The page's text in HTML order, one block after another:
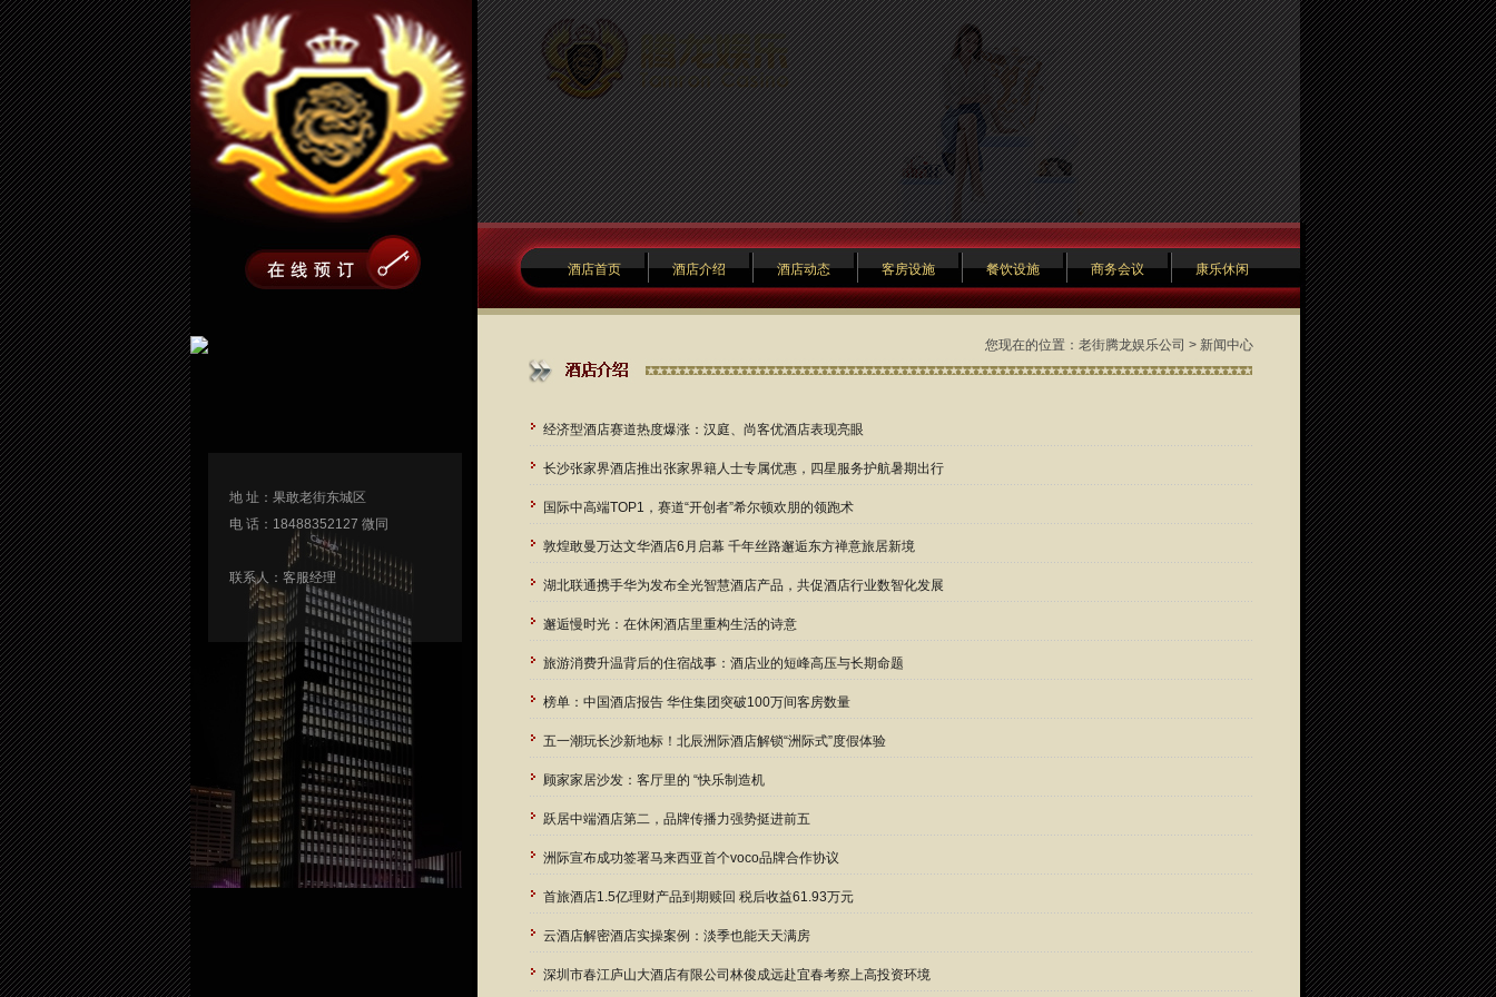
酒店首页 酒店介绍 酒店动态 客房设施 餐饮设施 商务会议 康乐休闲
地 址：果敢老街东城区
电 话：18488352127 微同
联系人：客服经理
经济型酒店赛道热度爆涨：汉庭、尚客优酒店表现亮眼
长沙张家界酒店推出张家界籍人士专属优惠，四星服务护航暑期出行
国际中高端TOP1，赛道“开创者”希尔顿欢朋的领跑术
敦煌敢曼万达文华酒店6月启幕 千年丝路邂逅东方禅意旅居新境
湖北联通携手华为发布全光智慧酒店产品，共促酒店行业数智化发展
邂逅慢时光：在休闲酒店里重构生活的诗意
旅游消费升温背后的住宿战事：酒店业的短峰高压与长期命题
榜单：中国酒店报告 华住集团突破100万间客房数量
五一潮玩长沙新地标！北辰洲际酒店解锁“洲际式”度假体验
顾家家居沙发：客厅里的 “快乐制造机
跃居中端酒店第二，品牌传播力强势挺进前五
洲际宣布成功签署马来西亚首个voco品牌合作协议
首旅酒店1.5亿理财产品到期赎回 税后收益61.93万元
云酒店解密酒店实操案例：淡季也能天天满房
深圳市春江庐山大酒店有限公司林俊成远赴宜春考察上高投资环境
您现在的位置： 老街腾龙娱乐公司 > 新闻中心